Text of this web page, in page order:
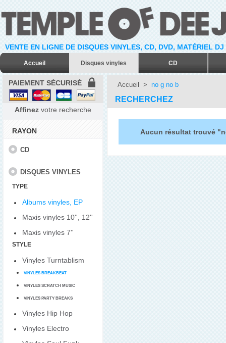
VENTE EN LIGNE DE DISQUES VINYLES, CD, DVD, MATÉRIEL
Accueil Disques vinyles CD
PAIEMENT SÉCURISÉ
Affinez votre recherche
RAYON
CD
DISQUES VINYLES
TYPE
Albums vinyles, EP
Maxis vinyles 10'', 12''
Maxis vinyles 7''
STYLE
Vinyles Turntablism
VINYLES BREAKBEAT
VINYLES SCRATCH MUSIC
VINYLES PARTY BREAKS
Vinyles Hip Hop
Vinyles Electro
Accueil > no g no b
RECHERCHEZ
Aucun résultat trouvé